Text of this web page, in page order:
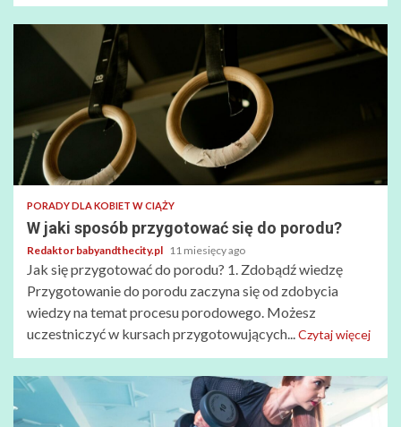
PORADY DLA KOBIET W CIĄŻY
W jaki sposób przygotować się do porodu?
Redaktor babyandthecity.pl 11 miesięcy ago
Jak się przygotować do porodu? 1. Zdobądź wiedzę
Przygotowanie do porodu zaczyna się od zdobycia
wiedzy na temat procesu porodowego. Możesz
uczestniczyć w kursach przygotowujących...Czytaj więcej